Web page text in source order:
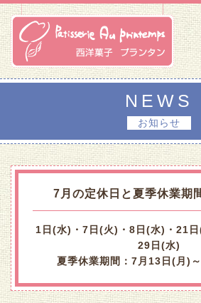
NEWS
お知らせ
7月の定休日と夏季休業期
1日(水)・7日(火)・8日(水)・21日
29日(水)
夏季休業期間：7月13日(月)